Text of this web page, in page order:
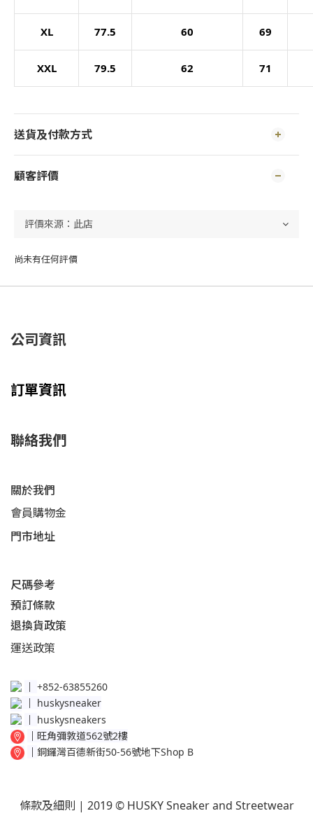
XL 77.5 60 69
XXL 79.5 62 71
送貨及付款方式
顧客評價
尚未有任何評價
公司資訊
訂單資訊
聯絡我們
關於我們
會員購物金
門市地址
尺碼參考
預訂條款
退換貨政策​
運送政策​
│ +852-63855260
huskysneaker
│ huskysneakers
│ 旺角彌敦道562號2樓
│ 銅鑼灣百德新街50-56號地下Shop B
條款及細則 | 2019 © HUSKY Sneaker and Streetwear